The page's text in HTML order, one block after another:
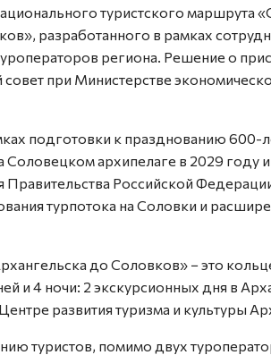
туристского маршрута
разработанного в рамках
региона. Решение о
совет при Министерстве
подготовки к празднованию 600-
архипелаге в 2029 году
Правительства Российской
турпотока на Соловки и
до Соловков» − это
и 4 ночи: 2 экскурсионных дня в
развития туризма и культуры
туристов, помимо двух